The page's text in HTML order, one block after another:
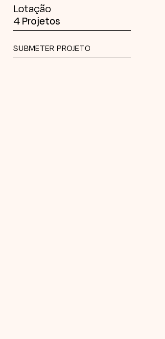
Lotação
4 Projetos
SUBMETER PROJETO